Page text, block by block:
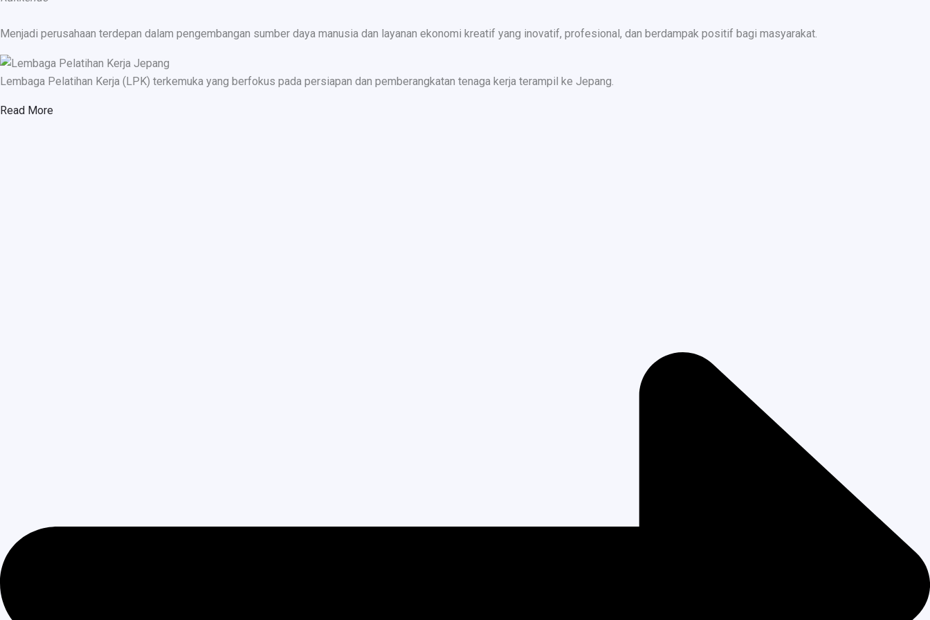
Menjadi perusahaan terdepan dalam pengembangan sumber daya manusia dan layanan ekonomi kreatif yang inovatif, profesional, dan berdampak positif bagi masyarakat.
Lembaga Pelatihan Kerja (LPK) terkemuka yang berfokus pada persiapan dan pemberangkatan tenaga kerja terampil ke Jepang.
Read More